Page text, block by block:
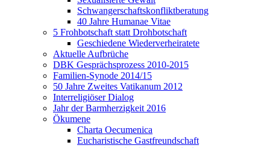
Schwangerschaftskonfliktberatung
40 Jahre Humanae Vitae
5 Frohbotschaft statt Drohbotschaft
Geschiedene Wiederverheiratete
Aktuelle Aufbrüche
DBK Gesprächsprozess 2010-2015
Familien-Synode 2014/15
50 Jahre Zweites Vatikanum 2012
Interreligiöser Dialog
Jahr der Barmherzigkeit 2016
Ökumene
Charta Oecumenica
Eucharistische Gastfreundschaft